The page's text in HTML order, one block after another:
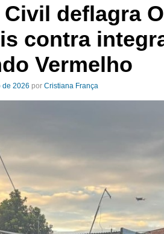
deflagra
contra
Vermelho
de 2026 por Cristiana França